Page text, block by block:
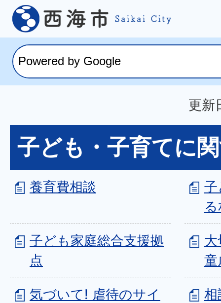
更新
子ども・子育てに
養育費相談
子
子ども家庭総合支援拠
点
童
気づいて! 虐待のサイ
相